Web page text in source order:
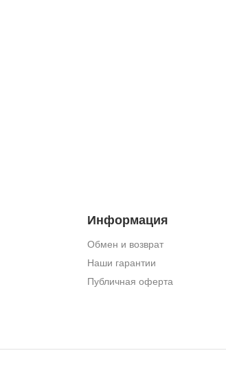
Информация
Обмен и возврат
Наши гарантии
Публичная оферта